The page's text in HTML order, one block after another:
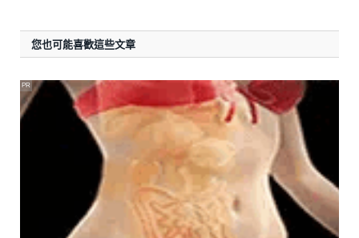
您也可能喜歡這些文章
PR